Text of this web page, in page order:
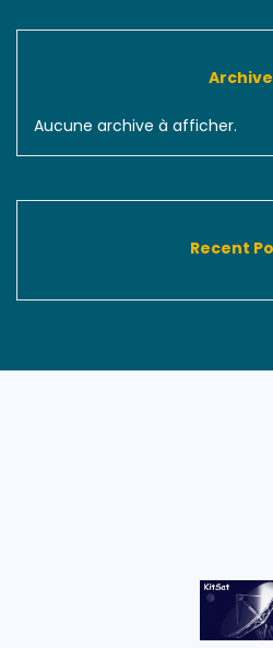
Aucune archive à afficher.
Recent